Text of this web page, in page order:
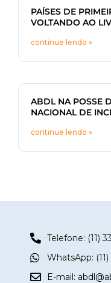
PAÍSES DE
VOLTANDO AO
continue lendo »
ABDL NA POSSE
NACIONAL DE
continue lendo »
Telefone: (11)
WhatsApp:
E-mail: